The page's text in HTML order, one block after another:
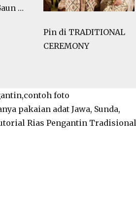
…
Pin di TRADITIONAL
CEREMONY
foto
pakaian adat Jawa, Sunda,
Rias Pengantin Tradisional